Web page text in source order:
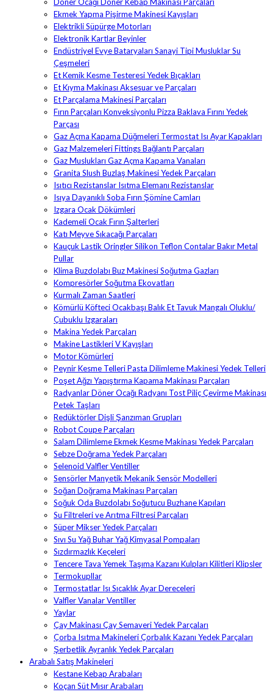
Ekmek Yapma Pişirme Makinesi Kayışları
Elektrikli Süpürge Motorları
Elektronik Kartlar Beyinler
Endüstriyel Evye Bataryaları Sanayi Tipi Musluklar Su
Çeşmeleri
Et Kemik Kesme Testeresi Yedek Bıçakları
Et Kıyma Makinası Aksesuar ve Parçaları
Et Parçalama Makinesi Parçaları
Fırın Parçaları Konveksiyonlu Pizza Baklava Fırını Yedek
Parçası
Gaz Açma Kapama Düğmeleri Termostat Isı Ayar Kapakları
Gaz Malzemeleri Fittings Bağlantı Parçaları
Gaz Muslukları Gaz Açma Kapama Vanaları
Granita Slush Buzlaş Makinesi Yedek Parçaları
Isıtıcı Rezistanslar Isıtma Elemanı Rezistanslar
Isıya Dayanıklı Soba Fırın Şömine Camları
Izgara Ocak Dökümleri
Kademeli Ocak Fırın Şalterleri
Katı Meyve Sıkacağı Parçaları
Kauçuk Lastik Oringler Silikon Teflon Contalar Bakır Metal
Pullar
Klima Buzdolabı Buz Makinesi Soğutma Gazları
Kompresörler Soğutma Ekovatları
Kurmalı Zaman Saatleri
Kömürlü Köfteci Ocakbaşı Balık Et Tavuk Mangalı Oluklu/
Çubuklu Izgaraları
Makina Yedek Parçaları
Makine Lastikleri V Kayışları
Motor Kömürleri
Peynir Kesme Telleri Pasta Dilimleme Makinesi Yedek Telleri
Poşet Ağzı Yapıştırma Kapama Makinası Parçaları
Radyanlar Döner Ocağı Radyanı Tost Piliç Çevirme Makinası
Petek Taşları
Redüktörler Dişli Şanzıman Grupları
Robot Coupe Parçaları
Salam Dilimleme Ekmek Kesme Makinası Yedek Parçaları
Sebze Doğrama Yedek Parçaları
Selenoid Valfler Ventiller
Sensörler Manyetik Mekanik Sensör Modelleri
Soğan Doğrama Makinası Parçaları
Soğuk Oda Buzdolabı Soğutucu Buzhane Kapıları
Su Filtreleri ve Arıtma Filtresi Parçaları
Süper Mikser Yedek Parçaları
Sıvı Su Yağ Buhar Yağ Kimyasal Pompaları
Sızdırmazlık Keçeleri
Tencere Tava Yemek Taşıma Kazanı Kulpları Kilitleri Klipsler
Termokupllar
Termostatlar Isı Sıcaklık Ayar Dereceleri
Valfler Vanalar Ventiller
Yaylar
Çay Makinası Çay Semaveri Yedek Parçaları
Çorba Isıtma Makineleri Çorbalık Kazanı Yedek Parçaları
Şerbetlik Ayranlık Yedek Parçaları
Arabalı Satış Makineleri
Kestane Kebap Arabaları
Koçan Süt Mısır Arabaları